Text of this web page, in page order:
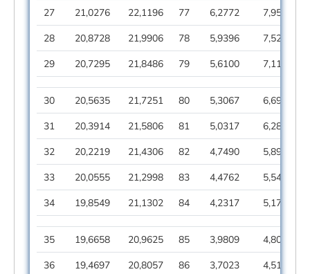
27
21,0276 22,1196 77 6,2772
7,9517
28
20,8728 21,9906 78 5,9396
7,5215
29
20,7295 21,8486 79 5,6100 7,1119
30 20,5635 21,7251 80 5,3067
6,6900
31
20,3914 21,5806 81 5,0317
6,2898
32
20,2219 21,4306 82 4,7490
5,8950
33
20,0555 21,2998 83 4,4762
5,5425
34
19,8549 21,1302 84 4,2317 5,17 97
35 19,6658 20,9625 85 3,9809
4,8057
36
19,4697 20,8057 86 3,7023
4,5117